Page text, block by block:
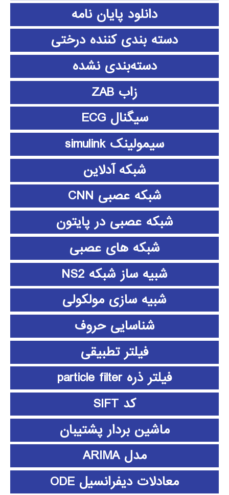
دانلود پايان نامه
دسته بندی کننده درختی
دسته‌بندی نشده
زاب ZAB
سیگنال ECG
سیمولینک simulink
شبکه آدلاین
شبکه عصبی CNN
شبکه عصبی در پایتون
شبکه های عصبی
شبیه ساز شبکه NS2
شبیه سازی مولکولی
شناسایی حروف
فیلتر تطبیقی
فیلتر ذره particle filter
کد SIFT
ماشین بردار پشتیبان
مدل ARIMA
معادلات دیفرانسیل ODE